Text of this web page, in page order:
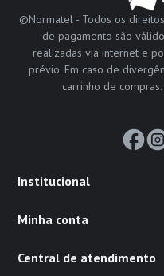
©Normatel - Todos os
de pagamento são
realizadas via internet e
prévio. Em caso de
carrinho de
Institucional
Minha conta
Central de atendimento